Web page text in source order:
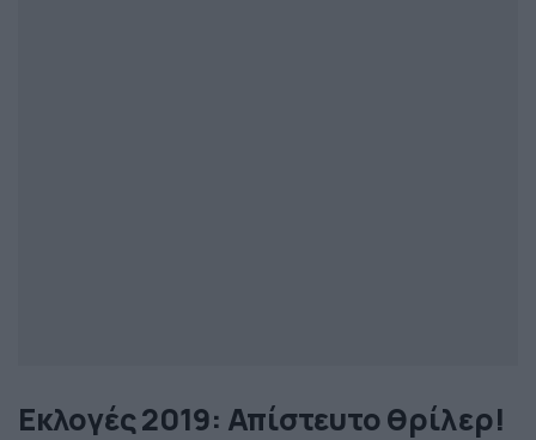
Εκλογές 2019: Απίστευτο θρίλερ!